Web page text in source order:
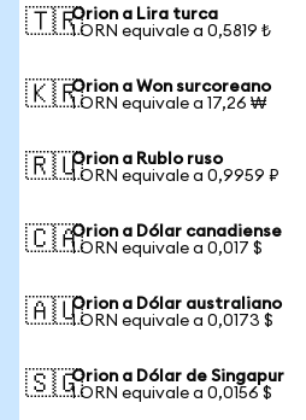
🇹🇷Orion a Lira turca
1 ORN equivale a 0,5819 ₺
🇰🇷Orion a Won surcoreano
1 ORN equivale a 17,26 ₩
🇷🇺Orion a Rublo ruso
1 ORN equivale a 0,9959 ₽
🇨🇦Orion a Dólar canadiense
1 ORN equivale a 0,017 $
🇦🇺Orion a Dólar australiano
1 ORN equivale a 0,0173 $
🇸🇬Orion a Dólar de Singapur
1 ORN equivale a 0,0156 $